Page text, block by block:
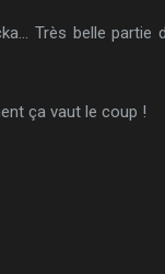
Très belle
ça vaut le coup !